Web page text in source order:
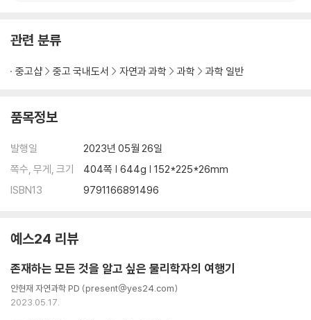
나오는 글
관련 분류
중고샵 중고 국내도서 자연과 과학 과학 과학 일반
품목정보
발행일
2023년 05월 26일
쪽수, 무게, 크기
404쪽 | 644g | 152*225*26mm
ISBN13
9791166891496
예스24 리뷰
존재하는 모든 것을 알고 싶은 물리학자의 여행기
안현재 자연과학 PD (present@yes24.com)
2023.05.17.